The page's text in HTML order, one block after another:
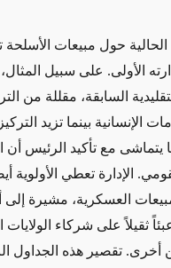
حول مبيعات
الأولى. على سبيل
السابقة، مقللة من
الإنسانية بينما تزيد
يتماشى مع تأكيد الرئيس أن
الإدارة تعطي الأولوية
العسكرية، مشيرة إلى
ثقيلاً على شركاء
أخرى. تقصير هذه الجداول